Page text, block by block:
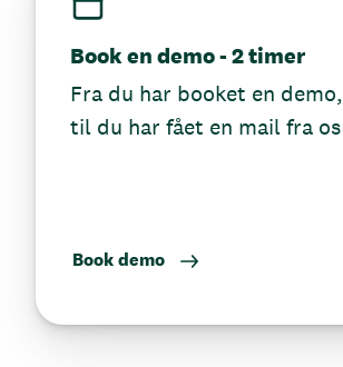
Book en demo - 2 timer
Fra du har booket en demo,
til du har fået en mail fra os
Book demo